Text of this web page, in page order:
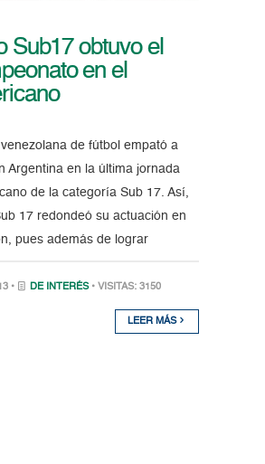
Sub17 obtuvo el
en el
de fútbol empató a
Argentina en la última jornada
de la categoría Sub 17. Así,
17 redondeó su actuación en
pues además de lograr
• DE INTERÉS • VISITAS: 3150
LEER MÁS